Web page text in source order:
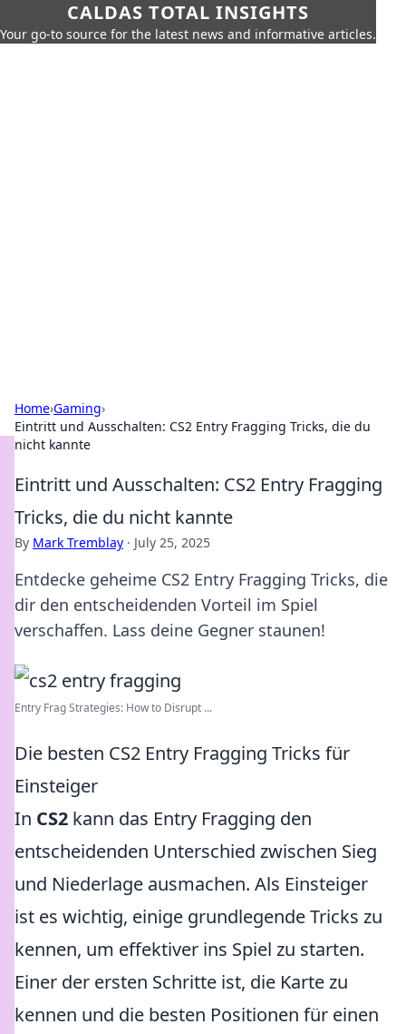
CALDAS TOTAL INSIGHTS
Your go-to source for the latest news and informative articles.
Home›Gaming›
Eintritt und Ausschalten: CS2 Entry Fragging Tricks, die du
nicht kannte
Eintritt und Ausschalten: CS2 Entry Fragging
Tricks, die du nicht kannte
By Mark Tremblay · July 25, 2025
Entdecke geheime CS2 Entry Fragging Tricks, die
dir den entscheidenden Vorteil im Spiel
verschaffen. Lass deine Gegner staunen!
Entry Frag Strategies: How to Disrupt ...
Die besten CS2 Entry Fragging Tricks für
Einsteiger
In CS2 kann das Entry Fragging den
entscheidenden Unterschied zwischen Sieg
und Niederlage ausmachen. Als Einsteiger
ist es wichtig, einige grundlegende Tricks zu
kennen, um effektiver ins Spiel zu starten.
Einer der ersten Schritte ist, die Karte zu
kennen und die besten Positionen für einen